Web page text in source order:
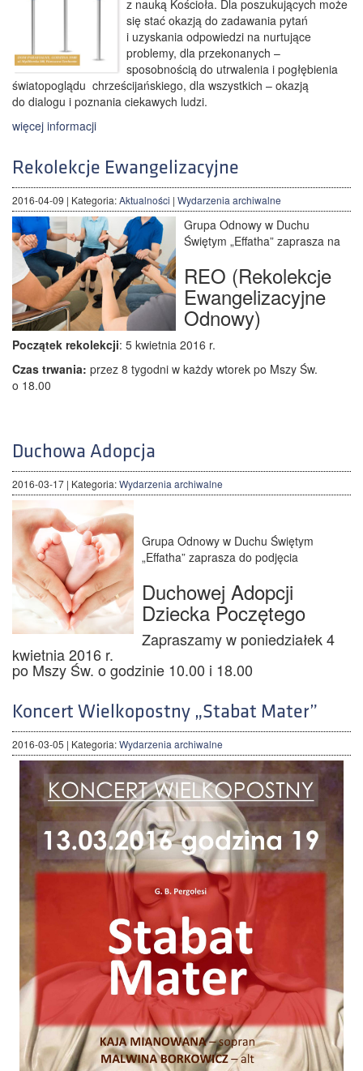
z nauką Kościoła. Dla poszukujących może
się stać okazją do zadawania pytań
i uzyskania odpowiedzi na nurtujące
problemy, dla przekonanych –
sposobnością do utrwalenia i pogłębienia
światopoglądu chrześcijańskiego, dla wszystkich – okazją
do dialogu i poznania ciekawych ludzi.
więcej informacji
Rekolekcje Ewangelizacyjne
2016-04-09 | Kategoria:Aktualności | Wydarzenia archiwalne
Grupa Odnowy w Duchu
Świętym „Effatha” zaprasza na
REO (Rekolekcje
Ewangelizacyjne
Odnowy)
Początek rekolekcji: 5 kwietnia 2016 r.
Czas trwania: przez 8 tygodni w każdy wtorek po Mszy Św.
o 18.00
Duchowa Adopcja
2016-03-17 | Kategoria:Wydarzenia archiwalne
Grupa Odnowy w Duchu Świętym
„Effatha” zaprasza do podjęcia
Duchowej Adopcji
Dziecka Poczętego
Zapraszamy w poniedziałek 4
kwietnia 2016 r.
po Mszy Św. o godzinie 10.00 i 18.00
Koncert Wielkopostny „Stabat Mater”
2016-03-05 | Kategoria:Wydarzenia archiwalne